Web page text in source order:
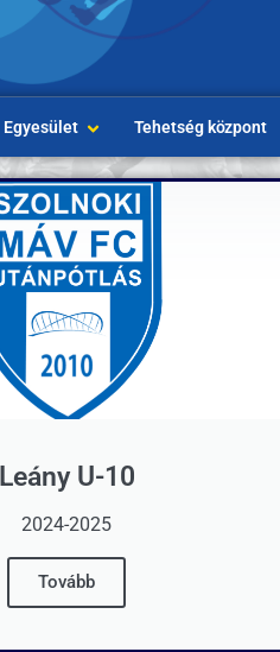
Egyesület Tehetség központ
Leány U-10
2024-2025
Tovább